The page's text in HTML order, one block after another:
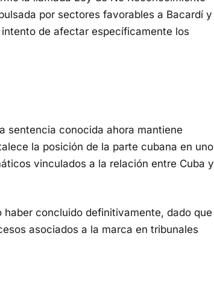
por sectores favorables a Bacardí y
de afectar específicamente los
sentencia conocida ahora mantiene
la posición de la parte cubana en uno
vinculados a la relación entre Cuba y
concluido definitivamente, dado que
asociados a la marca en tribunales